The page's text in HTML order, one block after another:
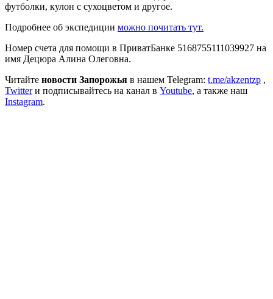
футболки, кулон с сухоцветом и другое.
Подробнее об экспедиции можно почитать тут.
Номер счета для помощи в ПриватБанке 5168755111039927 на
имя Децюра Алина Олеговна.
Читайте новости Запорожья в нашем Telegram: t.me/akzentzp ,
Twitterи подписывайтесь на канал в Youtube, а также наш
Instagram.